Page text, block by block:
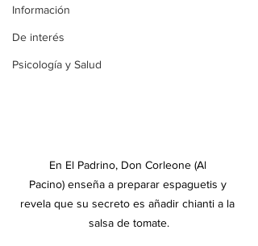
Información
De interés
Psicología y Salud
En El Padrino, Don Corleone (Al
Pacino) enseña a preparar espaguetis y
revela que su secreto es añadir chianti a la
salsa de tomate.